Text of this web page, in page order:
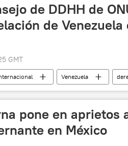
de DDHH de
de Venezuela
GMT
Venezuela
Jorge Valero noticias
pone en aprietos
en México